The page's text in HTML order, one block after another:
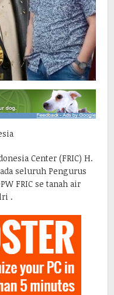
Center (FRIC) H.
seluruh Pengurus
FRIC se tanah air
.